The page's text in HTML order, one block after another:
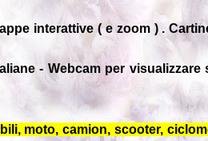
interattive ( e zoom ) .
- Webcam per
moto, camion, scooter,